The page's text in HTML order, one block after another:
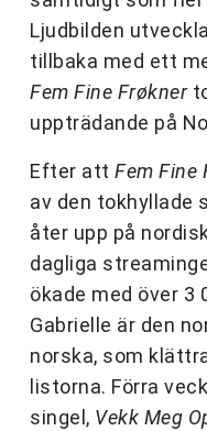
Ljudbilden
tillbaka med ett
Fem Fine Frøkner
uppträdande på
Efter att Fem Fine
av den tokhyllade
åter upp på
dagliga
ökade med över 3
Gabrielle är den
norska, som
listorna. Förra
singel, Vekk Meg